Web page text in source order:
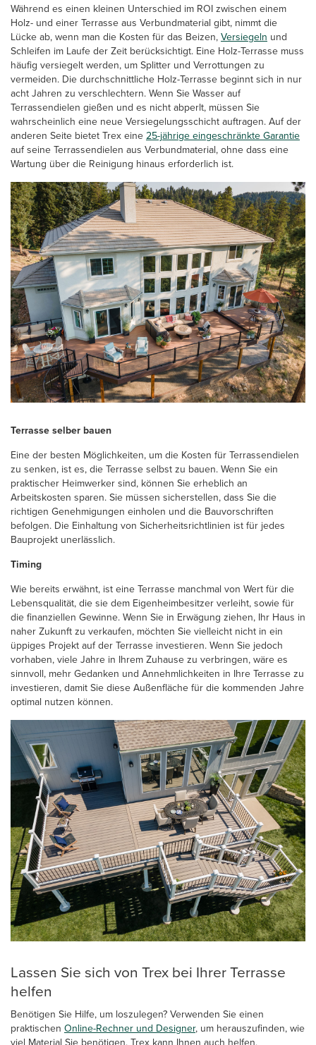
Während es einen kleinen Unterschied im ROI zwischen einem
Holz- und einer Terrasse aus Verbundmaterial gibt, nimmt die
Lücke ab, wenn man die Kosten für das Beizen,Versiegeln und
Schleifen im Laufe der Zeit berücksichtigt. Eine Holz-Terrasse muss
häufig versiegelt werden, um Splitter und Verrottungen zu
vermeiden. Die durchschnittliche Holz-Terrasse beginnt sich in nur
acht Jahren zu verschlechtern. Wenn Sie Wasser auf
Terrassendielen gießen und es nicht abperlt, müssen Sie
wahrscheinlich eine neue Versiegelungsschicht auftragen. Auf der
anderen Seite bietet Trex eine25-jährige eingeschränkte Garantie
auf seine Terrassendielen aus Verbundmaterial, ohne dass eine
Wartung über die Reinigung hinaus erforderlich ist.
Terrasse selber bauen
Eine der besten Möglichkeiten, um die Kosten für Terrassendielen
zu senken, ist es, die Terrasse selbst zu bauen. Wenn Sie ein
praktischer Heimwerker sind, können Sie erheblich an
Arbeitskosten sparen. Sie müssen sicherstellen, dass Sie die
richtigen Genehmigungen einholen und die Bauvorschriften
befolgen. Die Einhaltung von Sicherheitsrichtlinien ist für jedes
Bauprojekt unerlässlich.
Timing
Wie bereits erwähnt, ist eine Terrasse manchmal von Wert für die
Lebensqualität, die sie dem Eigenheimbesitzer verleiht, sowie für
die finanziellen Gewinne. Wenn Sie in Erwägung ziehen, Ihr Haus in
naher Zukunft zu verkaufen, möchten Sie vielleicht nicht in ein
üppiges Projekt auf der Terrasse investieren. Wenn Sie jedoch
vorhaben, viele Jahre in Ihrem Zuhause zu verbringen, wäre es
sinnvoll, mehr Gedanken und Annehmlichkeiten in Ihre Terrasse zu
investieren, damit Sie diese Außenfläche für die kommenden Jahre
optimal nutzen können.
Lassen Sie sich von Trex bei Ihrer Terrasse
helfen
Benötigen Sie Hilfe, um loszulegen? Verwenden Sie einen
praktischen Online-Rechner und Designer, um herauszufinden, wie